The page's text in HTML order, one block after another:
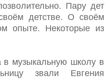
Пару дет
детстве. О своём
опыте. Некоторые из
в музыкальную школу в
звали Евгения